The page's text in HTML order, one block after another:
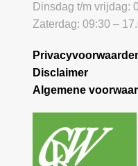
Dinsdag t/m vrijdag:
Zaterdag: 09:30 –
Disclaimer
Algemene